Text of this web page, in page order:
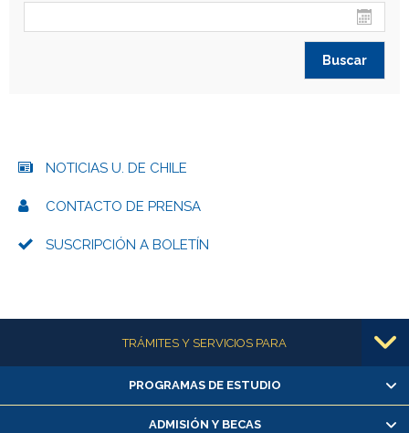
NOTICIAS U. DE CHILE
CONTACTO DE PRENSA
SUSCRIPCIÓN A BOLETÍN
Más informaciónTRÁMITES Y SERVICIOS PARA
Alumnas/os y exalumnas/os
Matrícula en línea
PROGRAMAS DE ESTUDIO
ADMISIÓN Y BECAS